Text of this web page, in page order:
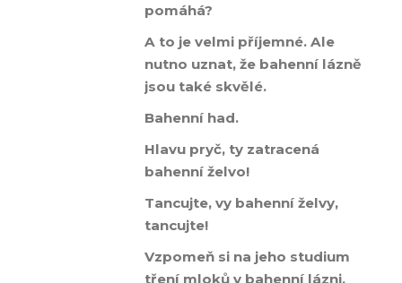
pomáhá?
A to je velmi příjemné. Ale
nutno uznat, že bahenní lázně
jsou také skvělé.
Bahenní had.
Hlavu pryč, ty zatracená
bahenní želvo!
Tancujte, vy bahenní želvy,
tancujte!
Vzpomeň si na jeho studium
tření mloků v bahenní lázni.